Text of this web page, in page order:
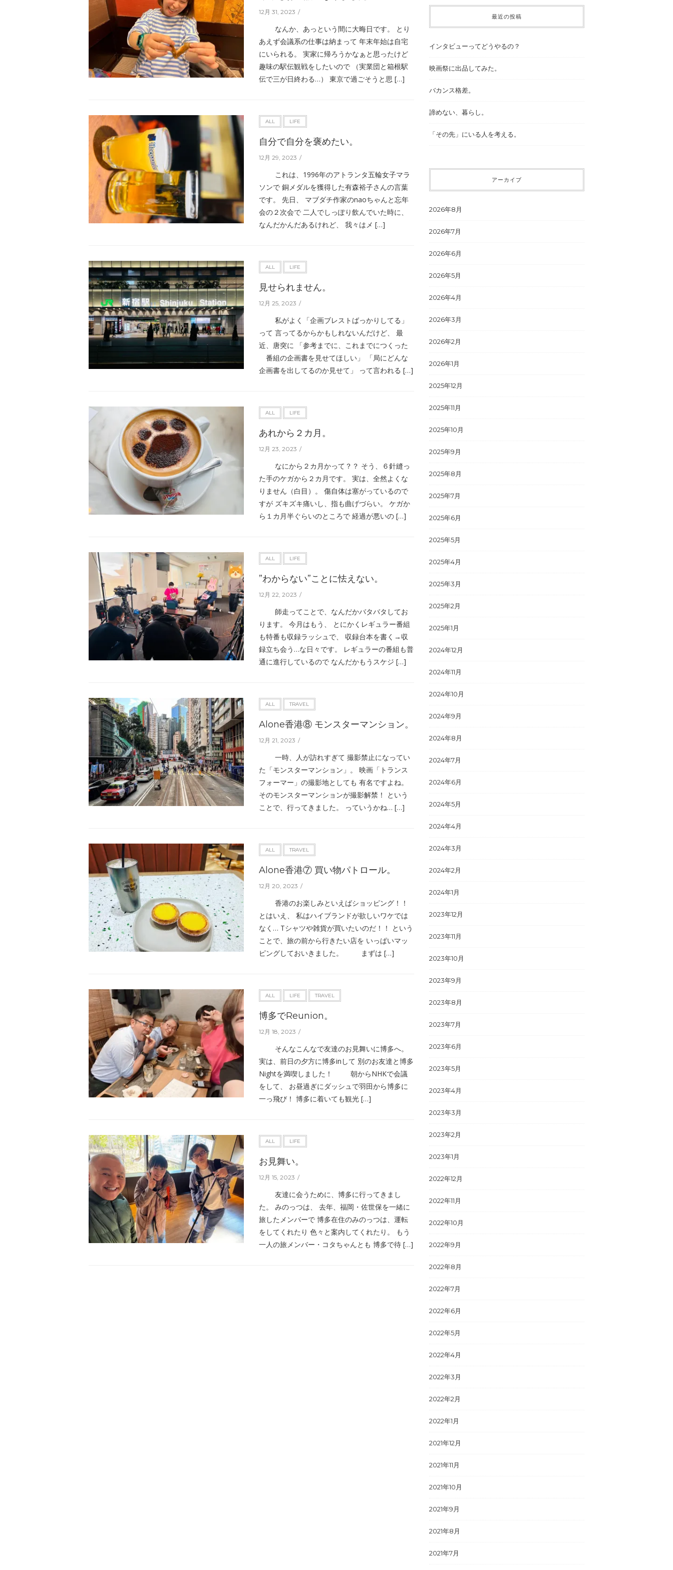
12月 31, 2023
なんか、あっという間に大晦日です。 とり
あえず会議系の仕事は納まって 年末年始は自宅
にいられる。 実家に帰ろうかなぁと思ったけど
趣味の駅伝観戦をしたいので （実業団と箱根駅
伝で三が日終わる…） 東京で過ごそうと思 […]
ALL LIFE
自分で自分を褒めたい。
12月 29, 2023
これは、1996年のアトランタ五輪女子マラ
ソンで 銅メダルを獲得した有森裕子さんの言葉
です。 先日、 マブダチ作家のnaoちゃんと忘年
会の２次会で 二人でしっぽり飲んでいた時に、
なんだかんだあるけれど、 我々はメ […]
ALL LIFE
見せられません。
12月 25, 2023
私がよく「企画ブレストばっかりしてる」
って 言ってるからかもしれないんだけど、 最
近、唐突に 「参考までに、これまでにつくった
番組の企画書を見せてほしい」 「局にどんな
企画書を出してるのか見せて」 って言われる […]
ALL LIFE
あれから２カ月。
12月 23, 2023
なにから２カ月かって？？ そう、６針縫っ
た手のケガから２カ月です。 実は、全然よくな
りません（白目）。 傷自体は塞がっているので
すが ズキズキ痛いし、指も曲げづらい。 ケガか
ら１カ月半ぐらいのところで 経過が悪いの […]
ALL LIFE
”わからない”ことに怯えない。
12月 22, 2023
師走ってことで、なんだかバタバタしてお
ります。 今月はもう、 とにかくレギュラー番組
も特番も収録ラッシュで、 収録台本を書く→収
録立ち会う…な日々です。 レギュラーの番組も普
通に進行しているので なんだかもうスケジ […]
ALL TRAVEL
Alone香港⑧ モンスターマンション。
12月 21, 2023
一時、人が訪れすぎて 撮影禁止になってい
た「モンスターマンション」。 映画「トランス
フォーマー」の撮影地としても 有名ですよね。
そのモンスターマンションが撮影解禁！ という
ことで、行ってきました。 っていうかね… […]
ALL TRAVEL
Alone香港⑦ 買い物パトロール。
12月 20, 2023
香港のお楽しみといえばショッピング！！
とはいえ、 私はハイブランドが欲しいワケでは
なく… Tシャツや雑貨が買いたいのだ！！ という
ことで、旅の前から行きたい店を いっぱいマッ
ピングしておいきました。 まずは […]
ALL LIFE TRAVEL
博多でReunion。
12月 18, 2023
そんなこんなで友達のお見舞いに博多へ。
実は、前日の夕方に博多inして 別のお友達と博多
Nightを満喫しました！ 朝からNHKで会議
をして、 お昼過ぎにダッシュで羽田から博多に
一っ飛び！ 博多に着いても観光 […]
ALL LIFE
お見舞い。
12月 15, 2023
友達に会うために、博多に行ってきまし
た。 みのっつは、 去年、福岡・佐世保を一緒に
旅したメンバーで 博多在住のみのっつは、運転
をしてくれたり 色々と案内してくれたり。 もう
一人の旅メンバー・コタちゃんとも 博多で待 […]
最近の投稿
インタビューってどうやるの？
映画祭に出品してみた。
バカンス格差。
諦めない、暮らし。
「その先」にいる人を考える。
アーカイブ
2026年8月
2026年7月
2026年6月
2026年5月
2026年4月
2026年3月
2026年2月
2026年1月
2025年12月
2025年11月
2025年10月
2025年9月
2025年8月
2025年7月
2025年6月
2025年5月
2025年4月
2025年3月
2025年2月
2025年1月
2024年12月
2024年11月
2024年10月
2024年9月
2024年8月
2024年7月
2024年6月
2024年5月
2024年4月
2024年3月
2024年2月
2024年1月
2023年12月
2023年11月
2023年10月
2023年9月
2023年8月
2023年7月
2023年6月
2023年5月
2023年4月
2023年3月
2023年2月
2023年1月
2022年12月
2022年11月
2022年10月
2022年9月
2022年8月
2022年7月
2022年6月
2022年5月
2022年4月
2022年3月
2022年2月
2022年1月
2021年12月
2021年11月
2021年10月
2021年9月
2021年8月
2021年7月